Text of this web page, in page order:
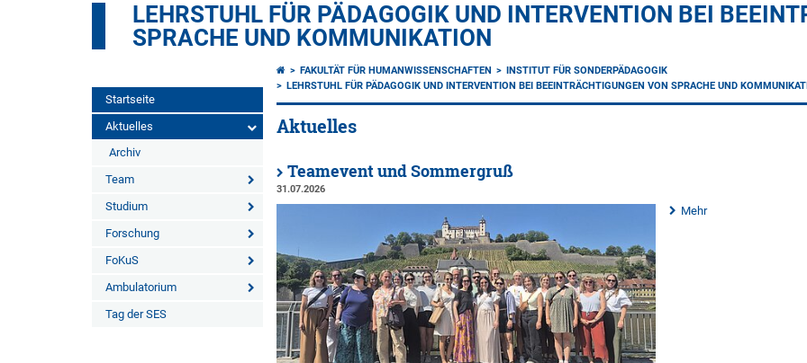
LEHRSTUHL FÜR PÄDAGOGIK UND INTERVENTION BEI
SPRACHE UND KOMMUNIKATION
Startseite
Aktuelles
Archiv
Team
Studium
Forschung
FoKuS
Ambulatorium
Tag der SES
FAKULTÄT FÜR HUMANWISSENSCHAFTEN
INSTITUT FÜR SONDERPÄDAGOGIK
LEHRSTUHL FÜR PÄDAGOGIK UND INTERVENTION BEI BEEINTRÄCHTIGUNGEN VON SPRACHE UND
Aktuelles
Teamevent und Sommergruß
31.07.2026
Mehr